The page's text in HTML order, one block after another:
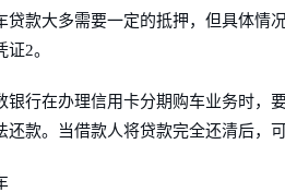
贷款大多需要一定的抵押，但具体情
2。
银行在办理信用卡分期购车业务时，
款。当借款人将贷款完全还清后，